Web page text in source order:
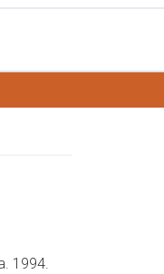
1994.